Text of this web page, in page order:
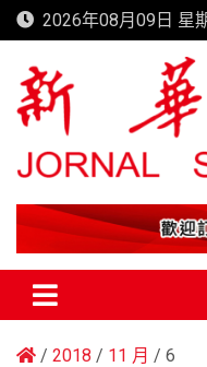
Skip
to
content
2026年08月09日 星
新華澳報
2018 11 月 6